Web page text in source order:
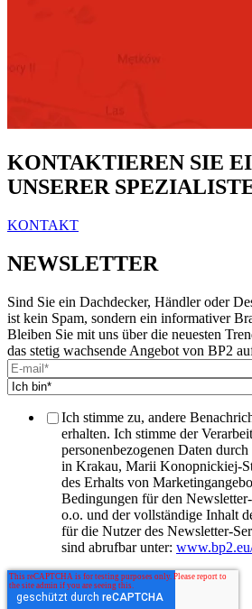
KONTAKTIEREN SIE
UNSERER
KONTAKT
NEWSLETTER
Sind Sie ein Dachdecker, Händler oder
ist kein Spam, sondern ein informativer
Bleiben Sie mit uns über die neuesten
das stetig wachsende Angebot von BP2
Ich stimme zu, andere
erhalten. Ich stimme der
personenbezogenen Daten
in Krakau, Marii Konopnickiej-
des Erhalts von
Bedingungen für den
o.o. und der vollständige Inhalt
für die Nutzer des Newsletter-
sind abrufbar unter: